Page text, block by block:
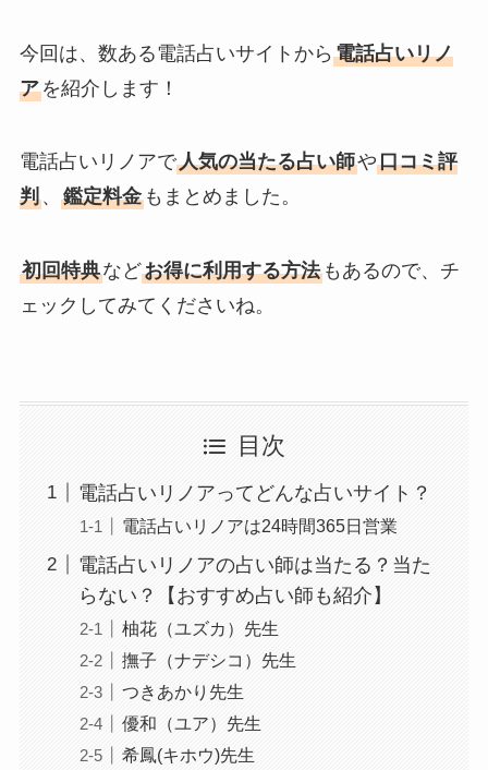
今回は、数ある電話占いサイトから 電話占いリノ
アを紹介します！
電話占いリノアで人気の当たる占い師や口コミ評
判、 鑑定料金もまとめました。
初回特典などお得に利用する方法もあるので、チ
ェックしてみてくださいね。
目次
電話占いリノアってどんな占いサイト？
電話占いリノアは24時間365日営業
電話占いリノアの占い師は当たる？当た
らない？【おすすめ占い師も紹介】
柚花（ユズカ）先生
撫子（ナデシコ）先生
つきあかり先生
優和（ユア）先生
希鳳(キホウ)先生